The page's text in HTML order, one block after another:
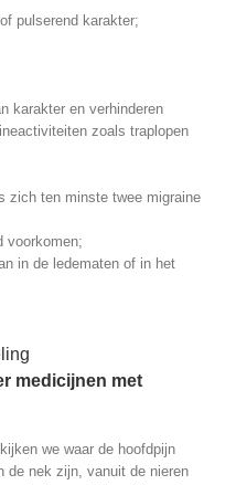
pulserend karakter;
karakter en verhinderen
zoals traplopen
zich ten minste twee migraine
voorkomen;
in de ledematen of in het
medicijnen met
we waar de hoofdpijn
de nek zijn, vanuit de nieren